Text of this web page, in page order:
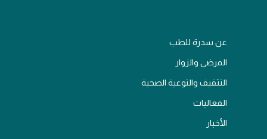
عن سدرة للطب
المرضى والزوار
التثقيف والتوعية الصحية
الفعاليات
الأخبار